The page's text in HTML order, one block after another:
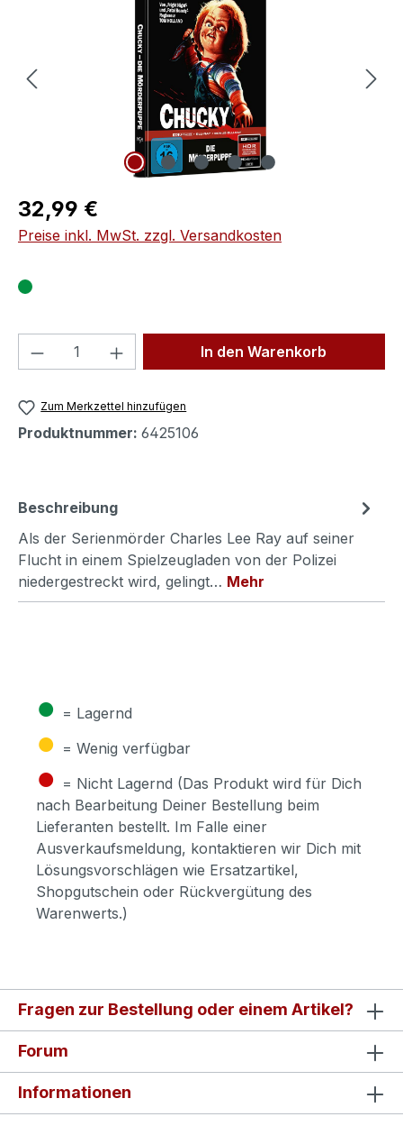
Regulärer Preis:
32,99 €
Preise inkl. MwSt. zzgl. Versandkosten
Produkt Anzahl: Gib denIn den Warenkorb
Zum Merkzettel hinzufügen
Produktnummer: 6425106
Beschreibung
Als der Serienmörder Charles Lee Ray auf seiner
Flucht in einem Spielzeugladen von der Polizei
niedergestreckt wird, gelingt… Mehr
● = Lagernd
● = Wenig verfügbar
● = Nicht Lagernd (Das Produkt wird für Dich
nach Bearbeitung Deiner Bestellung beim
Lieferanten bestellt. Im Falle einer
Ausverkaufsmeldung, kontaktieren wir Dich mit
Lösungsvorschlägen wie Ersatzartikel,
Shopgutschein oder Rückvergütung des
Warenwerts.)
Fragen zur Bestellung oder einem Artikel?
Forum
Informationen